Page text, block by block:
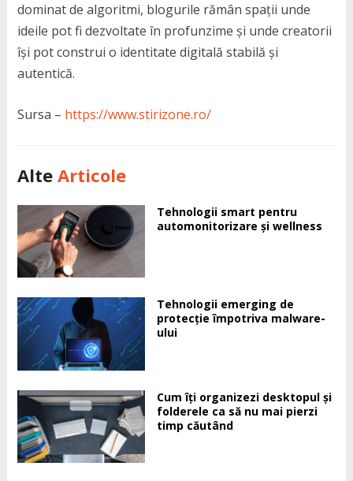
dominat de algoritmi, blogurile rămân spații unde
ideile pot fi dezvoltate în profunzime și unde creatorii
își pot construi o identitate digitală stabilă și
autentică.
Sursa – https://www.stirizone.ro/
Alte Articole
Tehnologii smart pentru
automonitorizare și wellness
Tehnologii emerging de
protecție împotriva malware-
ului
Cum îți organizezi desktopul și
folderele ca să nu mai pierzi
timp căutând